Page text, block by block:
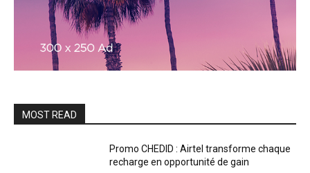
MOST READ
Promo CHEDID : Airtel transforme chaque
recharge en opportunité de gain